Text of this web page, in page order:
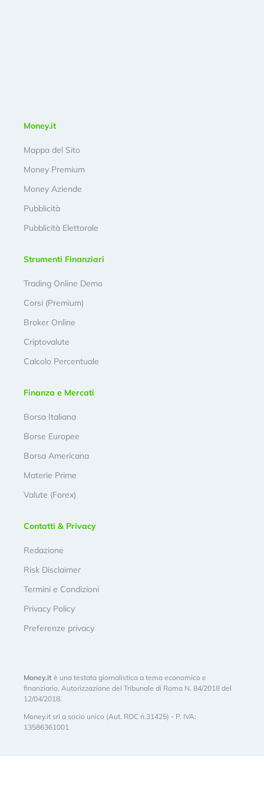
Money.it
Mappa del Sito
Money Premium
Money Aziende
Pubblicità
Pubblicità Elettorale
Strumenti Finanziari
Trading Online Demo
Corsi (Premium)
Broker Online
Criptovalute
Calcolo Percentuale
Finanza e Mercati
Borsa Italiana
Borse Europee
Borsa Americana
Materie Prime
Valute (Forex)
Contatti & Privacy
Redazione
Risk Disclaimer
Termini e Condizioni
Privacy Policy
Preferenze privacy
Money.it è una testata giornalistica a tema economico e
finanziario. Autorizzazione del Tribunale di Roma N. 84/2018 del
12/04/2018.
Money.it srl a socio unico (Aut. ROC n.31425) - P. IVA:
13586361001